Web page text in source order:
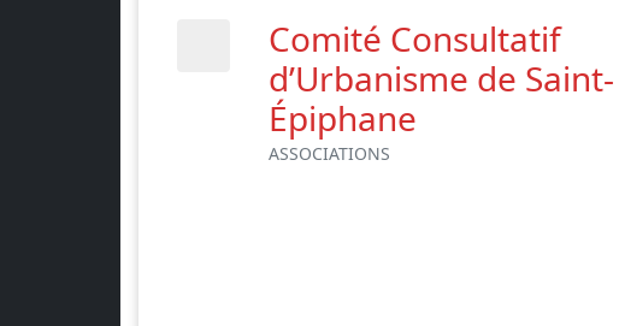
Comité Consultatif
d’Urbanisme de Saint-
Épiphane
ASSOCIATIONS